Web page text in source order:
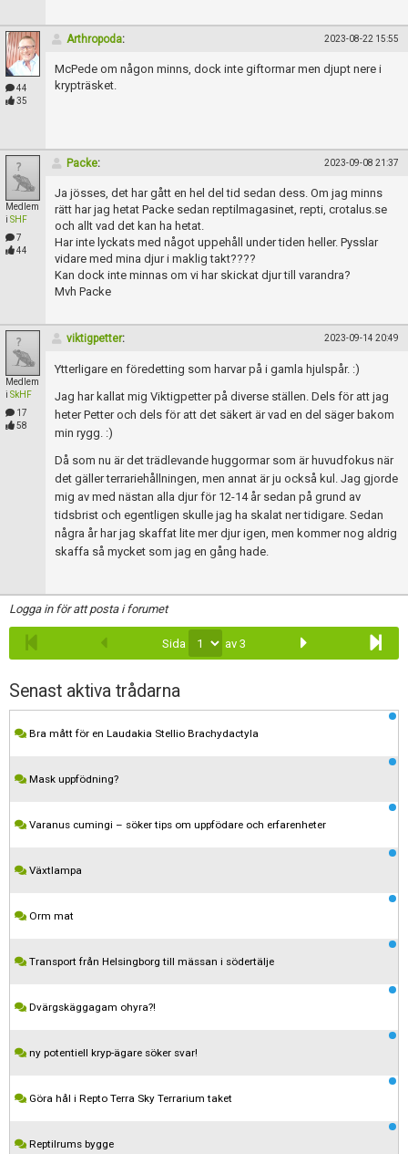
44
35
Arthropoda: 2023-08-22 15:55
McPede om någon minns, dock inte giftormar men djupt nere i
krypträsket.
Medlem
i SHF
7
44
Packe: 2023-09-08 21:37
Ja jösses, det har gått en hel del tid sedan dess. Om jag minns
rätt har jag hetat Packe sedan reptilmagasinet, repti, crotalus.se
och allt vad det kan ha hetat.
Har inte lyckats med något uppehåll under tiden heller. Pysslar
vidare med mina djur i maklig takt????
Kan dock inte minnas om vi har skickat djur till varandra?
Mvh Packe
Medlem
i SkHF
17
58
viktigpetter: 2023-09-14 20:49
Ytterligare en föredetting som harvar på i gamla hjulspår. :)
Jag har kallat mig Viktigpetter på diverse ställen. Dels för att jag
heter Petter och dels för att det säkert är vad en del säger bakom
min rygg. :)
Då som nu är det trädlevande huggormar som är huvudfokus när
det gäller terrariehållningen, men annat är ju också kul. Jag gjorde
mig av med nästan alla djur för 12-14 år sedan på grund av
tidsbrist och egentligen skulle jag ha skalat ner tidigare. Sedan
några år har jag skaffat lite mer djur igen, men kommer nog aldrig
skaffa så mycket som jag en gång hade.
Logga in för att posta i forumet
Sida av 3
Senast aktiva trådarna
Bra mått för en Laudakia Stellio Brachydactyla
Mask uppfödning?
Varanus cumingi – söker tips om uppfödare och erfarenheter
Växtlampa
Orm mat
Transport från Helsingborg till mässan i södertälje
Dvärgskäggagam ohyra?!
ny potentiell kryp-ägare söker svar!
Göra hål i Repto Terra Sky Terrarium taket
Reptilrums bygge